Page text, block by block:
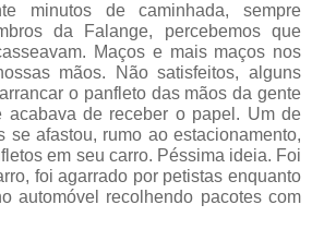
minutos de caminhada, sempre
da Falange, percebemos que
Maços e mais maços nos
mãos. Não satisfeitos, alguns
o panfleto das mãos da gente
acabava de receber o papel. Um de
se afastou, rumo ao estacionamento,
em seu carro. Péssima ideia. Foi
foi agarrado por petistas enquanto
automóvel recolhendo pacotes com